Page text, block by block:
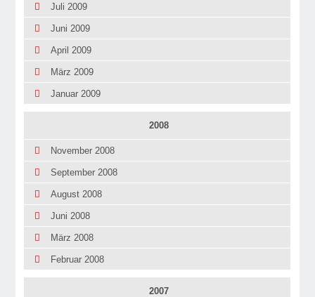
Juli 2009
Juni 2009
April 2009
März 2009
Januar 2009
2008
November 2008
September 2008
August 2008
Juni 2008
März 2008
Februar 2008
2007